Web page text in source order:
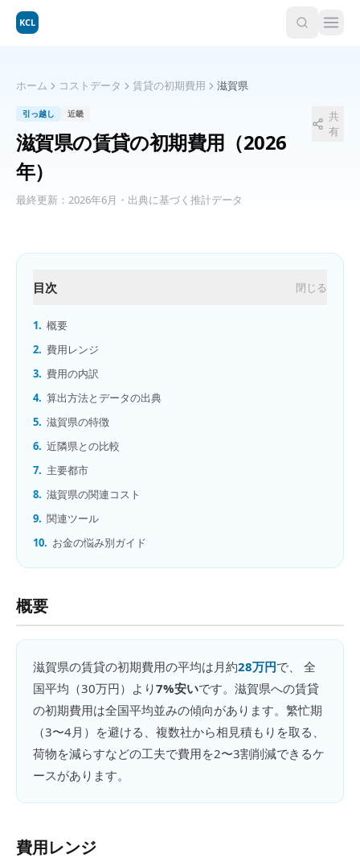
KCL
ホーム コストデータ 賃貸の初期費用 滋賀県
引っ越し 近畿
滋賀県の賃貸の初期費用 （2026
年）
最終更新： 2026年6月 ・出典に基づく推計データ
共
有
目次 閉じる
1. 概要
2. 費用レンジ
3. 費用の内訳
4. 算出方法とデータの出典
5. 滋賀県の特徴
6. 近隣県との比較
7. 主要都市
8. 滋賀県の関連コスト
9. 関連ツール
10. お金の悩み別ガイド
概要
滋賀県の賃貸の初期費用の平均は月約28万円で、 全
国平均（30万円）より7%安いです。 滋賀県への賃貸
の初期費用は全国平均並みの傾向があります。繁忙期
（3〜4月）を避ける、複数社から相見積もりを取る、
荷物を減らすなどの工夫で費用を2〜3割削減できるケ
ースがあります。
費用レンジ